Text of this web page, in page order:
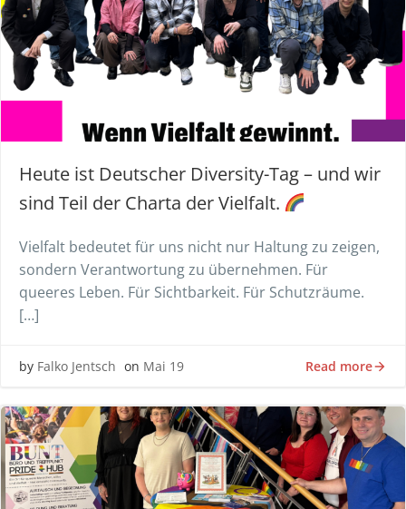
Heute ist Deutscher Diversity-Tag – und wir
sind Teil der Charta der Vielfalt.
Vielfalt bedeutet für uns nicht nur Haltung zu zeigen,
sondern Verantwortung zu übernehmen. Für
queeres Leben. Für Sichtbarkeit. Für Schutzräume.
[…]
by Falko Jentsch on Mai 19 Read more